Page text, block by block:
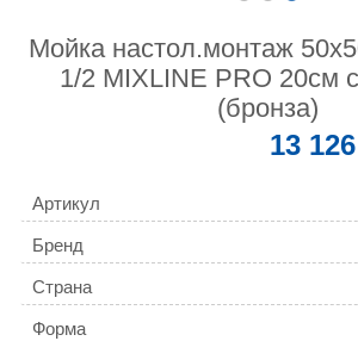
Мойка настол.монтаж
1/2 MIXLINE PRO 20см
(бронза)
13 126
Артикул
Бренд
Страна
Форма